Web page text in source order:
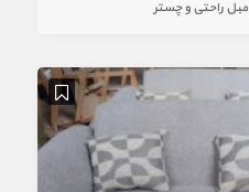
مبل راحتی و چستر